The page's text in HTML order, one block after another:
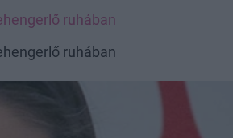
ruhában
ruhában